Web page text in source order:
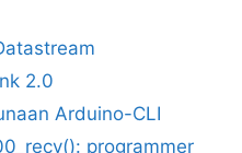
2.0
Arduino-CLI
programmer